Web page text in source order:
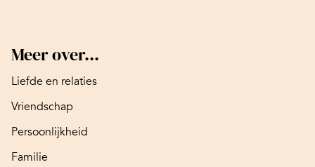
Meer over...
Liefde en relaties
Vriendschap
Persoonlijkheid
Familie